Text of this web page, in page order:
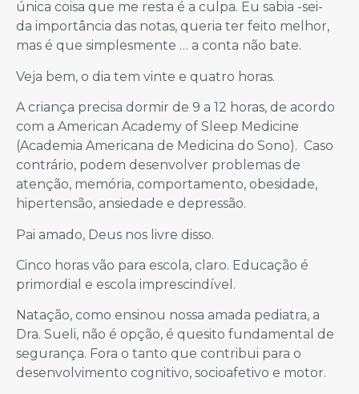
única coisa que me resta é a culpa. Eu sabia -sei-
da importância das notas, queria ter feito melhor,
mas é que simplesmente … a conta não bate.
Veja bem, o dia tem vinte e quatro horas.
A criança precisa dormir de 9 a 12 horas, de acordo
com a American Academy of Sleep Medicine
(Academia Americana de Medicina do Sono). Caso
contrário, podem desenvolver problemas de
atenção, memória, comportamento, obesidade,
hipertensão, ansiedade e depressão.
Pai amado, Deus nos livre disso.
Cinco horas vão para escola, claro. Educação é
primordial e escola imprescindível.
Natação, como ensinou nossa amada pediatra, a
Dra. Sueli, não é opção, é quesito fundamental de
segurança. Fora o tanto que contribui para o
desenvolvimento cognitivo, socioafetivo e motor.